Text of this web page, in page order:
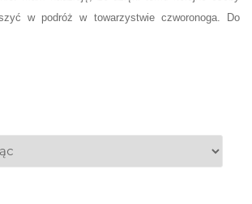
w podróż w towarzystwie czworonoga. Do